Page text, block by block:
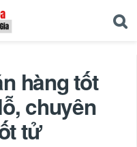
hàng tốt
chuyên
tử